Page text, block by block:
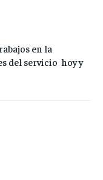
en la
del servicio hoy y